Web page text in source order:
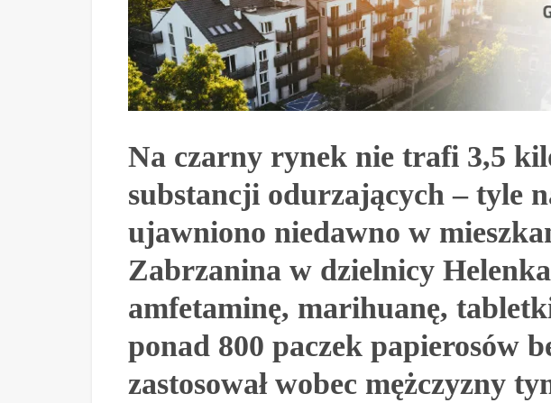
Na czarny rynek nie trafi 3,5
substancji odurzających – tyle
ujawniono niedawno w
Zabrzanina w dzielnicy
amfetaminę, marihuanę,
ponad 800 paczek papierosów
zastosował wobec mężczyzny